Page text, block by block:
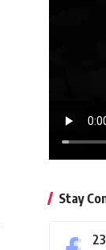
Stay